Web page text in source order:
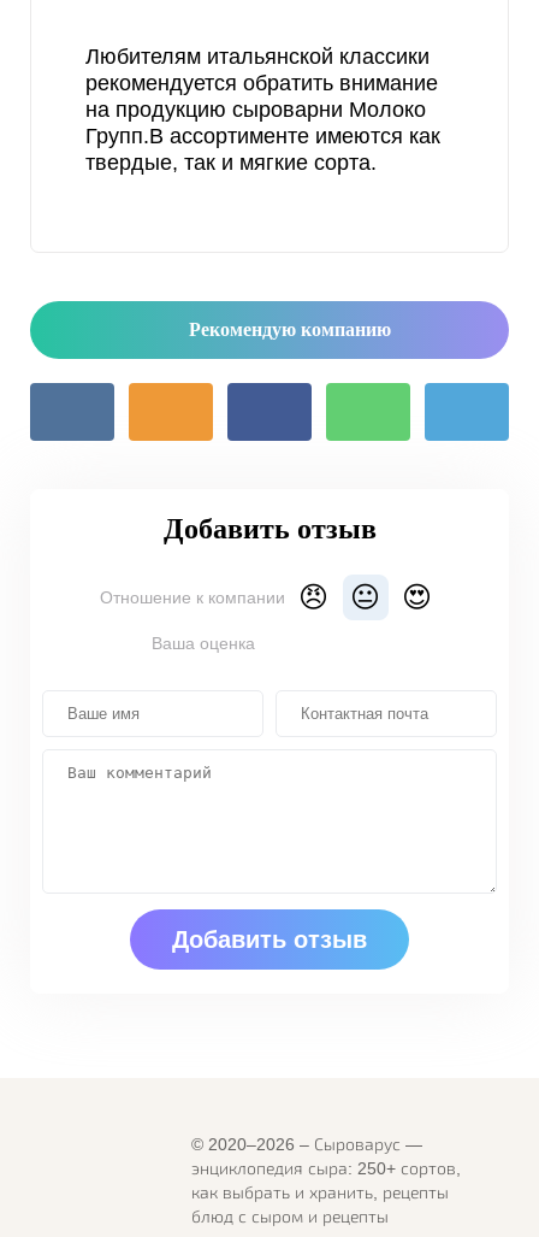
Любителям итальянской классики
рекомендуется обратить внимание
на продукцию сыроварни Молоко
Групп.В ассортименте имеются как
твердые, так и мягкие сорта.
Рекомендую компанию
Добавить отзыв
Отношение к компании 😠 😐 😍
Ваша оценка
© 2020–2026 – Сыроварус —
энциклопедия сыра: 250+ сортов,
как выбрать и хранить, рецепты
блюд с сыром и рецепты